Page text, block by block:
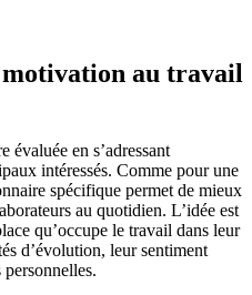
au travail
évaluée en s’adressant
intéressés. Comme pour une
spécifique permet de mieux
au quotidien. L’idée est
qu’occupe le travail dans leur
d’évolution, leur sentiment
personnelles.